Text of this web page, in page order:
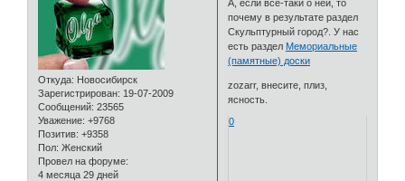
Откуда: Новосибирск
Зарегистрирован: 19-07-2009
Сообщений: 23565
Уважение: +9768
Позитив: +9358
Пол: Женский
Провел на форуме:
4 месяца 29 дней
А, если всё-таки о ней, то
почему в результате раздел
Скульптурный город?. У нас
есть раздел Мемориальные
(памятные) доски
zozarr, внесите, плиз,
ясность.
0